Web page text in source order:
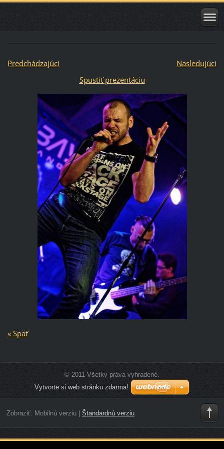
Predchádzajúci
Nasledujúci
Spustiť prezentáciu
« Späť
© 2011 Všetky práva vyhradené.
Vytvorte si web stránku zdarma!
Zobraziť: Mobilnú verziu| Štandardnú verziu